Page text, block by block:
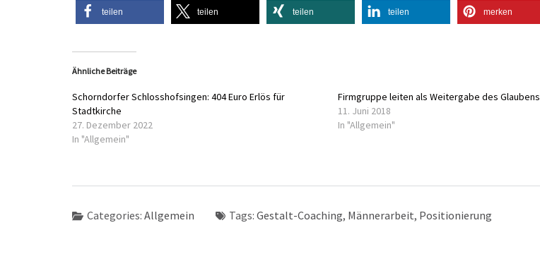
teilen teilen teilen teilen merken
Ähnliche Beiträge
Schorndorfer Schlosshofsingen: 404 Euro Erlös für
Stadtkirche
27. Dezember 2022
In "Allgemein"
Firmgruppe leiten als Weitergabe des Glaubens
11. Juni 2018
In "Allgemein"
Categories: Allgemein Tags: Gestalt-Coaching, Männerarbeit, Positionierung